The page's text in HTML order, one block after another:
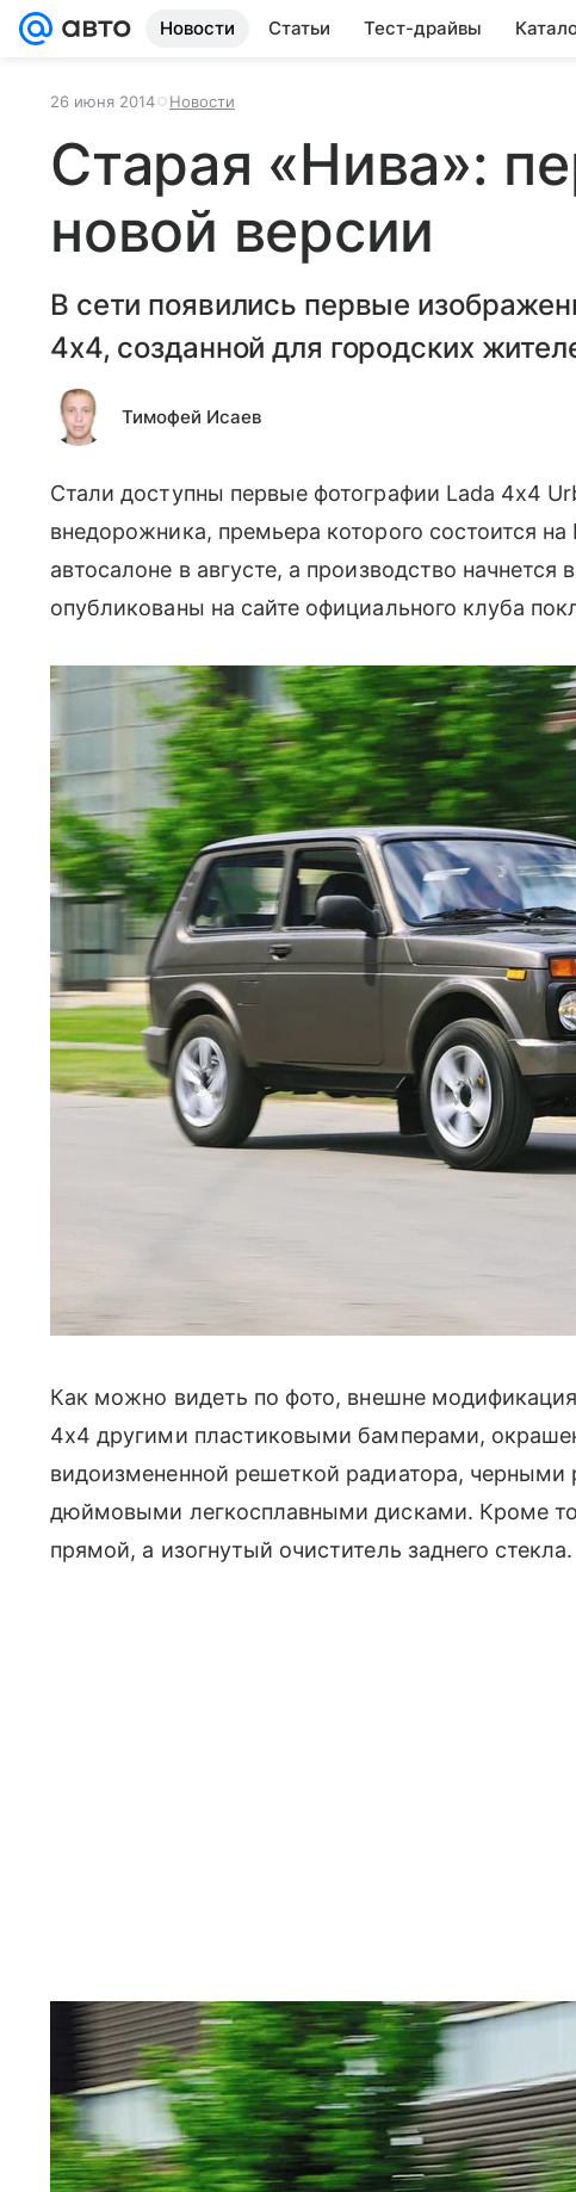
Новости Статьи Тест-драйвы
26 июня 2014 Новости
Старая «Нива»:
новой версии
В сети появились первые
4x4, созданной для городских
Тимофей Исаев
Стали доступны первые фотографии Lada 4x4
внедорожника, премьера которого состоится
автосалоне в августе, а производство
опубликованы на сайте официального клуба
Как можно видеть по фото, внешне
4x4 другими пластиковыми бамперами,
видоизмененной решеткой радиатора, черными
дюймовыми легкосплавными дисками. Кроме
прямой, а изогнутый очиститель заднего стекла.